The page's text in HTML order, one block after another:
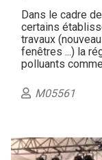
Dans le cadre
certains
travaux
fenêtres ...) la
polluants
M05561